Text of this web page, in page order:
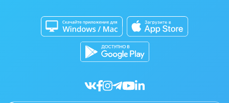
Мода, одежда, аксессуары, стиль
Нефть, газ
Оборудование, техника
Кибербезопасность
Битрикс24 Маркет
Разработчикам приложений